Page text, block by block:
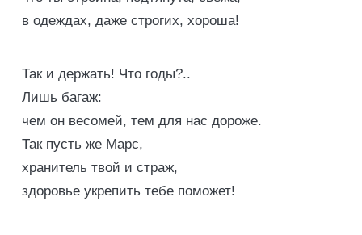
в одеждах, даже строгих, хороша!
Так и держать! Что годы?..
Лишь багаж:
чем он весомей, тем для нас дороже.
Так пусть же Марс,
хранитель твой и страж,
здоровье укрепить тебе поможет!